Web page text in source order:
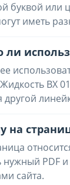
буквой или
иметь
BX
другой
на
нужный PDF
сайта.